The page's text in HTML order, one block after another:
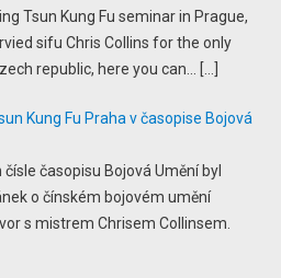
Tsun Kung Fu seminar in Prague,
sifu Chris Collins for the only
republic, here you can...
Kung Fu Praha v časopise Bojová
časopisu Bojová Umění byl
o čínském bojovém umění
s mistrem Chrisem Collinsem.